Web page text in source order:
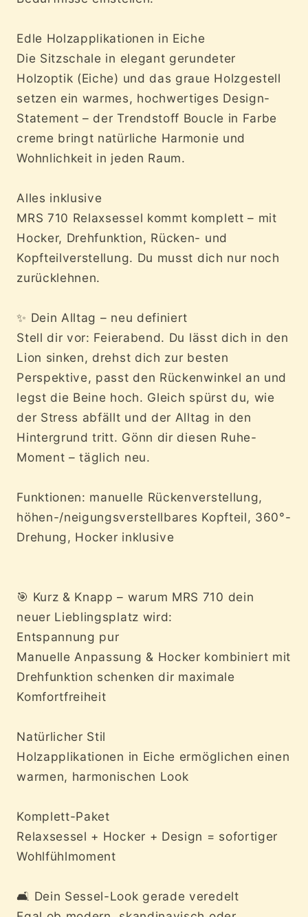
Edle Holzapplikationen in Eiche
Die Sitzschale in elegant gerundeter
Holzoptik (Eiche) und das graue Holzgestell
setzen ein warmes, hochwertiges Design-
Statement – der Trendstoff Boucle in Farbe
creme bringt natürliche Harmonie und
Wohnlichkeit in jeden Raum.
Alles inklusive
MRS 710 Relaxsessel kommt komplett – mit
Hocker, Drehfunktion, Rücken- und
Kopfteilverstellung. Du musst dich nur noch
zurücklehnen.
✨ Dein Alltag – neu definiert
Stell dir vor: Feierabend. Du lässt dich in den
Lion sinken, drehst dich zur besten
Perspektive, passt den Rückenwinkel an und
legst die Beine hoch. Gleich spürst du, wie
der Stress abfällt und der Alltag in den
Hintergrund tritt. Gönn dir diesen Ruhe-
Moment – täglich neu.
Funktionen: manuelle Rückenverstellung,
höhen-/neigungsverstellbares Kopfteil, 360°-
Drehung, Hocker inklusive
🎯 Kurz & Knapp – warum MRS 710 dein
neuer Lieblingsplatz wird:
Entspannung pur
Manuelle Anpassung & Hocker kombiniert mit
Drehfunktion schenken dir maximale
Komfortfreiheit
Natürlicher Stil
Holzapplikationen in Eiche ermöglichen einen
warmen, harmonischen Look
Komplett-Paket
Relaxsessel + Hocker + Design = sofortiger
Wohlfühlmoment
🛋️ Dein Sessel-Look gerade veredelt